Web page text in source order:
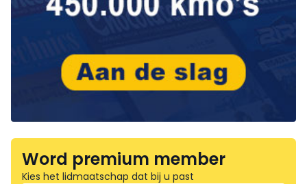
Word premium member
Kies het lidmaatschap dat bij u past